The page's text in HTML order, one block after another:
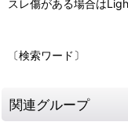
スレ傷がある場合は
〔検索ワード〕
関連グループ